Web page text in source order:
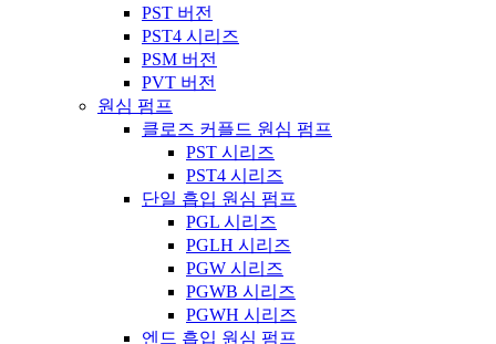
PST 버전
PST4 시리즈
PSM 버전
PVT 버전
원심 펌프
클로즈 커플드 원심 펌프
PST 시리즈
PST4 시리즈
단일 흡입 원심 펌프
PGL 시리즈
PGLH 시리즈
PGW 시리즈
PGWB 시리즈
PGWH 시리즈
엔드 흡입 원심 펌프